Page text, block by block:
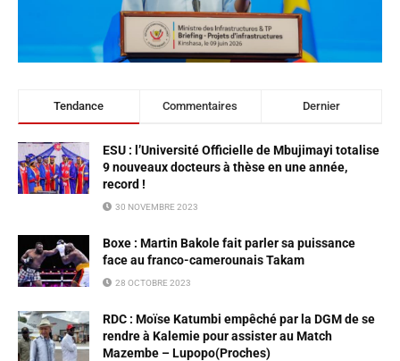
Tendance Commentaires Dernier
ESU : l’Université Officielle de Mbujimayi totalise
9 nouveaux docteurs à thèse en une année,
record !
30 NOVEMBRE 2023
Boxe : Martin Bakole fait parler sa puissance
face au franco-camerounais Takam
28 OCTOBRE 2023
RDC : Moïse Katumbi empêché par la DGM de se
rendre à Kalemie pour assister au Match
Mazembe – Lupopo(Proches)